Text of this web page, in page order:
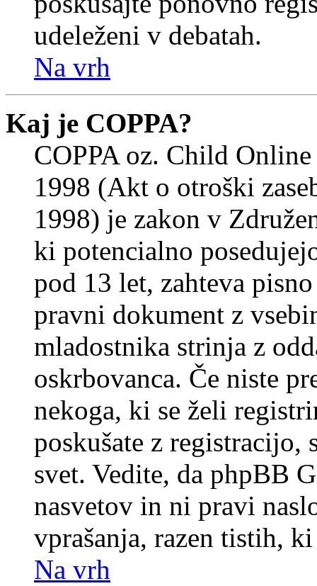
udeleženi v debatah.
Na vrh
Kaj je COPPA?
COPPA oz. Child
1998 (Akt o otroški
1998) je zakon v
ki potencialno
pod 13 let, zahteva
pravni dokument z
mladostnika strinja z
oskrbovanca. Če niste
nekoga, ki se želi
poskušate z registracijo,
svet. Vedite, da phpBB
nasvetov in ni pravi
vprašanja, razen tistih,
Na vrh